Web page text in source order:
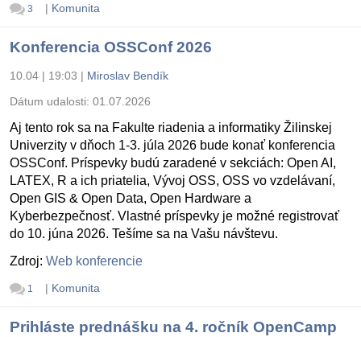
3 | Komunita
Konferencia OSSConf 2026
10.04 | 19:03 | Miroslav Bendík
Dátum udalosti: 01.07.2026
Aj tento rok sa na Fakulte riadenia a informatiky Žilinskej
Univerzity v dňoch 1-3. júla 2026 bude konať konferencia
OSSConf. Príspevky budú zaradené v sekciách: Open AI,
LATEX, R a ich priatelia, Vývoj OSS, OSS vo vzdelávaní,
Open GIS & Open Data, Open Hardware a
Kyberbezpečnosť. Vlastné príspevky je možné registrovať
do 10. júna 2026. Tešíme sa na Vašu návštevu.
Zdroj: Web konferencie
1 | Komunita
Prihláste prednášku na 4. ročník OpenCamp